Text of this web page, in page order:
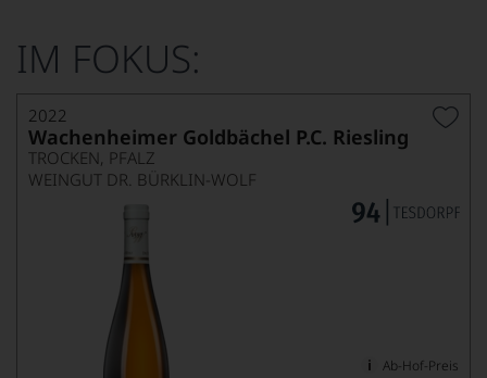
IM FOKUS:
2022
Wachenheimer Goldbächel P.C. Riesling
TROCKEN, PFALZ
WEINGUT DR. BÜRKLIN-WOLF
Ab-Hof-Preis